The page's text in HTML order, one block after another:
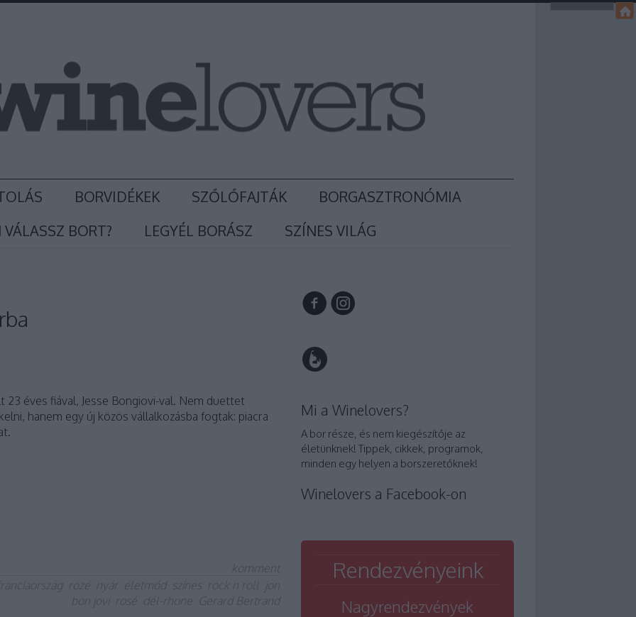
BORVIDÉKEK SZŐLŐFAJTÁK
BORGASZTRONÓMIA
BORT?
LEGYÉL BORÁSZ SZÍNES VILÁG
23 éves fiával, Jesse Bongiovi-val. Nem duettet
hanem egy új közös vállalkozásba fogtak: piacra
komment
rozé nyár életmód színes rock n roll
jon
bon jovi
rosé dél-rhone Gerard Bertrand
Mi a Winelovers?
A bor része, és nem kiegészítője az
életünknek! Tippek, cikkek, programok,
minden egy helyen a borszeretőknek!
Winelovers a Facebook-on
Rendezvényeink
Nagyrendezvények